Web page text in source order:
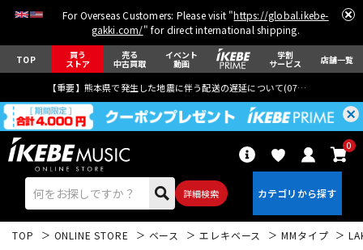
For Overseas Customers: Please visit "https://global.ikebe-
gakki.com/" for direct international shipping.
TOP 買う
ストア
売る
中古買取
イベント
動画
学割
サービス 店舗一覧
【重要】熊本県で発生した地震に伴う配送の遅延について(07月29日
詳細検索
0
TOP ONLINE STORE ベース エレキベース MMタイプ